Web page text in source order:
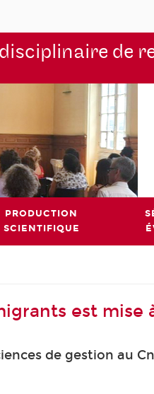
de
PRODUCTION
SCIENTIFIQUE
est
de gestion au